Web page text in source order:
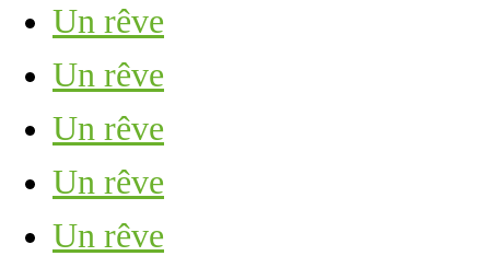
Un rêve
Un rêve
Un rêve
Un rêve
Un rêve